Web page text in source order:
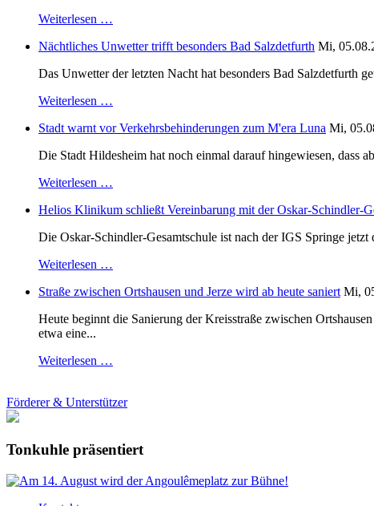
Weiterlesen …
Nächtliches Unwetter trifft besonders Bad Salzdetfurth Mi,
Das Unwetter der letzten Nacht hat besonders Bad Salzdetfurth
Weiterlesen …
Stadt warnt vor Verkehrsbehinderungen zum M'era Luna Mi,
Die Stadt Hildesheim hat noch einmal darauf hingewiesen, dass
Weiterlesen …
Helios Klinikum schließt Vereinbarung mit der Oskar-Schindler-
Die Oskar-Schindler-Gesamtschule ist nach der IGS Springe
Weiterlesen …
Straße zwischen Ortshausen und Jerze wird ab heute saniert Mi,
Heute beginnt die Sanierung der Kreisstraße zwischen
etwa eine...
Weiterlesen …
Förderer & Unterstützer
Tonkuhle präsentiert